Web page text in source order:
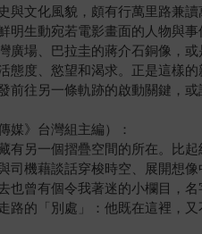
與文化風貌，頗有行萬里路兼
明生動宛若電影畫面的人物與
廣場、巴拉圭的蔣介石銅像，
態度、慾望和渴求。正是這樣
前往另一條軌跡的啟動關鍵，或
媒》台灣組主編）：
有另一個摺疊空間的所在。比
司機藉談話穿梭時空、展開想
去也曾有個令我著迷的小欄目
路的「別處」：他既在這裡，